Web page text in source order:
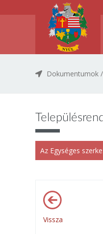
Dokumentumok /
Az Egységes
Vissza